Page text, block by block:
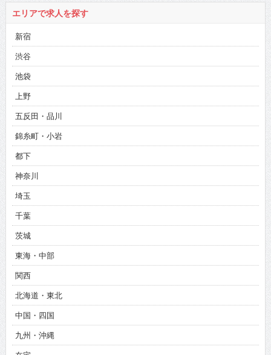
エリアで求人を探す
新宿
渋谷
池袋
上野
五反田・品川
錦糸町・小岩
都下
神奈川
埼玉
千葉
茨城
東海・中部
関西
北海道・東北
中国・四国
九州・沖縄